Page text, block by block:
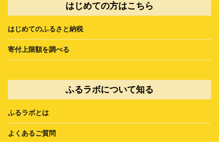
はじめての方はこちら
はじめてのふるさと納税
寄付上限額を調べる
ふるラボについて知る
ふるラボとは
よくあるご質問